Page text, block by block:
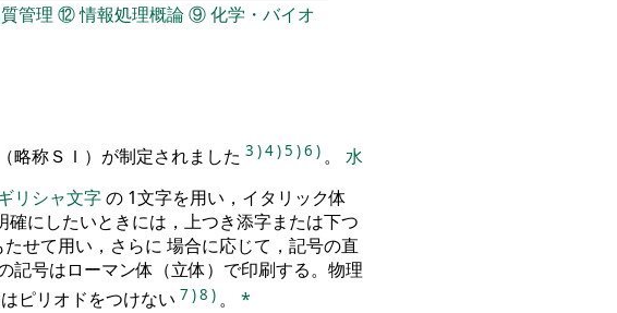
管理 ⑫情報処理概論⑨化学・バイオ
略称ＳＩ）が制定されました 3 )4)5 )6 ) 。 水
リシャ文字の 1文字を用い，イタリック体
確にしたいときには，上つき添字または下つ
せて用い，さらに 場合に応じて，記号の直
記号はローマン体（立体）で印刷する。物理
ピリオドをつけない 7 )8 ) 。 *